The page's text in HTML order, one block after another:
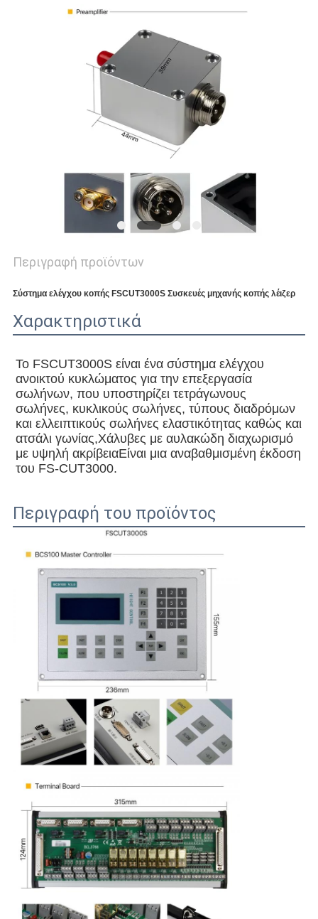
Περιγραφή προϊόντων
Σύστημα ελέγχου κοπής FSCUT3000S Συσκευές μηχανής κοπής λέιζερ
Χαρακτηριστικά
Το FSCUT3000S είναι ένα σύστημα ελέγχου
ανοικτού κυκλώματος για την επεξεργασία
σωλήνων, που υποστηρίζει τετράγωνους
σωλήνες, κυκλικούς σωλήνες, τύπους διαδρόμων
και ελλειπτικούς σωλήνες ελαστικότητας καθώς και
ατσάλι γωνίας,Χάλυβες με αυλακώδη διαχωρισμό
με υψηλή ακρίβειαΕίναι μια αναβαθμισμένη έκδοση
του FS-CUT3000.
Περιγραφή του προϊόντος